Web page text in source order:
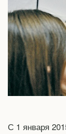
С 1 января